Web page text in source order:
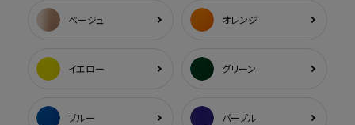
ベージュ オレンジ
イエロー グリーン
ブルー パープル